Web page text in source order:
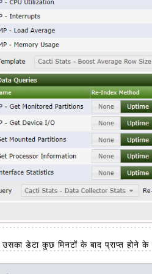
डेटा कुछ मिनटों के बाद प्राप्त होने के